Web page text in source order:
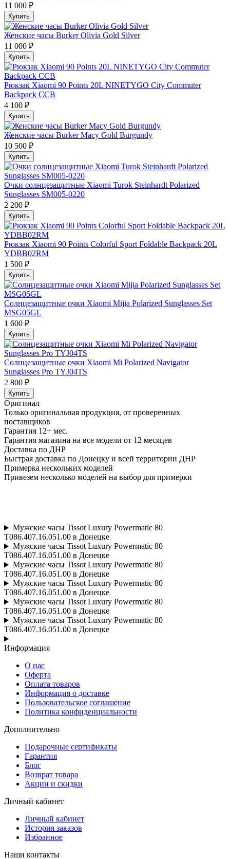
11 000 ₽
Купить
Женские часы Burker Olivia Gold Silver
11 000 ₽
Купить
Рюкзак Xiaomi 90 Points 20L NINETYGO City Commuter
Backpack CCB
4 100 ₽
Купить
Женские часы Burker Macy Gold Burgundy
10 500 ₽
Купить
Очки солнцезащитные Xiaomi Turok Steinhardt Polarized
Sunglasses SM005-0220
2 200 ₽
Купить
Рюкзак Xiaomi 90 Points Colorful Sport Foldable Backpack 20L
YDBB02RM
1 500 ₽
Купить
Солнцезащитные очки Xiaomi Mijia Polarized Sunglasses Set
MSG05GL
1 600 ₽
Купить
Солнцезащитные очки Xiaomi Mi Polarized Navigator
Sunglasses Pro TYJ04TS
2 800 ₽
Купить
Оригинал
Только оригинальная продукция, от проверенных
поставщиков
Гарантия 12+ мес.
Гарантия магазина на все модели от 12 месяцев
Доставка по ДНР
Быстрая доставка по Донецку и всей территории ДНР
Примерка нескольких моделей
Привезем несколько моделей на выбор для примерки
Мужские часы Tissot Luxury Powermatic 80
T086.407.16.051.00 в Донецке
Мужские часы Tissot Luxury Powermatic 80
T086.407.16.051.00 в Донецке
Мужские часы Tissot Luxury Powermatic 80
T086.407.16.051.00 в Донецке
Мужские часы Tissot Luxury Powermatic 80
T086.407.16.051.00 в Донецке
Мужские часы Tissot Luxury Powermatic 80
T086.407.16.051.00 в Донецке
Мужские часы Tissot Luxury Powermatic 80
T086.407.16.051.00 в Донецке
Информация
О нас
Оферта
Оплата товаров
Информация о доставке
Пользовательское соглашение
Политика конфиденциальности
Дополнительно
Подарочные сертификаты
Гарантия
Блог
Возврат товара
Акции и скидки
Личный кабинет
Личный кабинет
История заказов
Избранное
Наши контакты